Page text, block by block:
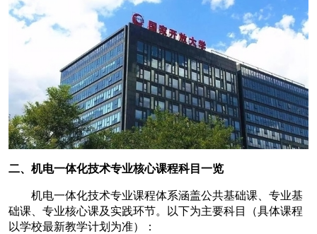
二、机电一体化技术专业核心课程科目一览
机电一体化技术专业课程体系涵盖公共基础课、专业基
础课、专业核心课及实践环节。以下为主要科目（具体课程
以学校最新教学计划为准）：